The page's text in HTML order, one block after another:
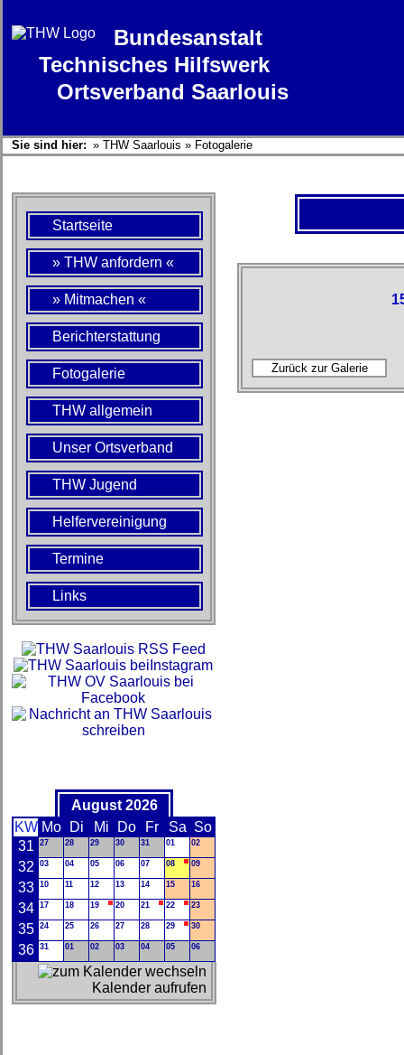
Bundesanstalt
Technisches Hilfswerk
Ortsverband Saarlouis
Sie sind hier: » THW Saarlouis » Fotogalerie
Startseite
» THW anfordern «
» Mitmachen «
Berichterstattung
Fotogalerie
THW allgemein
Unser Ortsverband
THW Jugend
Helfervereinigung
Termine
Links
August 2026
KW Mo Di Mi Do Fr Sa So
31
27 28 29 30 31 01 02
32 03 04 05 06 07 08 09
33 10 11 12 13 14 15 16
34 17 18 19 20 21 22 23
35 24 25 26 27 28 29 30
36 31 01 02 03 04 05 06
Kalender aufrufen